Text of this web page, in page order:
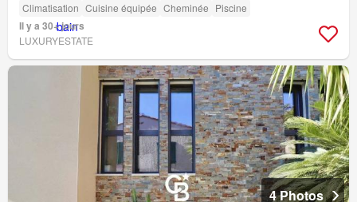
Climatisation Cuisine équipée Cheminée Piscine
Il y a 30+ jours
LUXURYESTATE
4 Photos